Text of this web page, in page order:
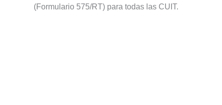
(Formulario 575/RT) para todas las CUIT.